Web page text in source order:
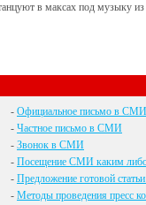
в максах под музыку из
- Официальное письмо в СМИ
- Частное письмо в СМИ
- Звонок в СМИ
- Посещение СМИ каким
- Предложение готовой
- Методы проведения пресс